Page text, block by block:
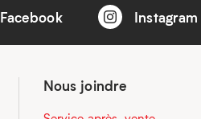
Facebook Instagram
Nous joindre